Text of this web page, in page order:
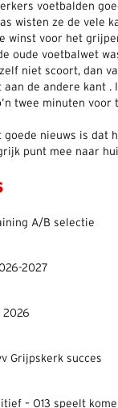
voetbalden
wisten ze de vele
winst voor het
oude voetbalwet
niet scoort, dan
de andere kant .
twee minuten voor
is dat het
punt mee naar
A/B selectie
2027
2026
Grijpskerk succes
– O13 speelt